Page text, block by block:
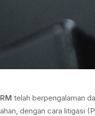
telah berpengalaman
dengan cara litigasi